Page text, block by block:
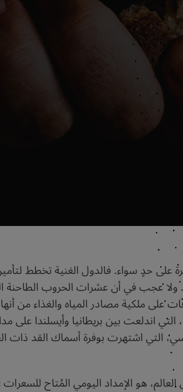
على حدٍ سواء. فالدول الغنية تخطط
عجب في أن عشرات الحروب الطاحنة
ملكية مصادر المياه والغذاء من
اندلعت بين بريطانيا وأيسلندا
التي اشتهرت بوفرة أسماك القد ذات
هو الإمداد اليومي المُتاح